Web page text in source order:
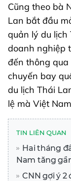
Cũng theo bà
Lan bắt đầu
quản lý du lịch
doanh nghiệp
đến thông qua
chuyến bay
du lịch Thái
lệ mà Việt
TIN LIÊN QUAN
Hai tháng
Nam tăng
CNN gợi ý